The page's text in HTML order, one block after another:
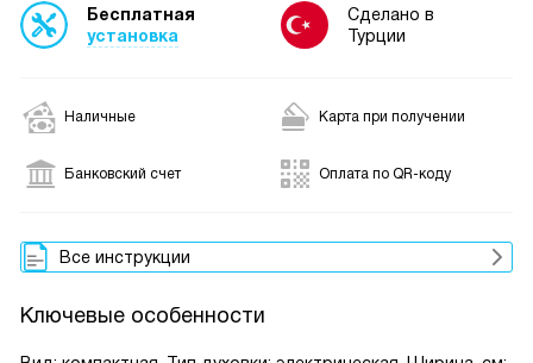
Бесплатная
установка
Сделано в
Турции
Наличные Карта при получении
Банковский счет Оплата по QR-коду
Все инструкции
Ключевые особенности